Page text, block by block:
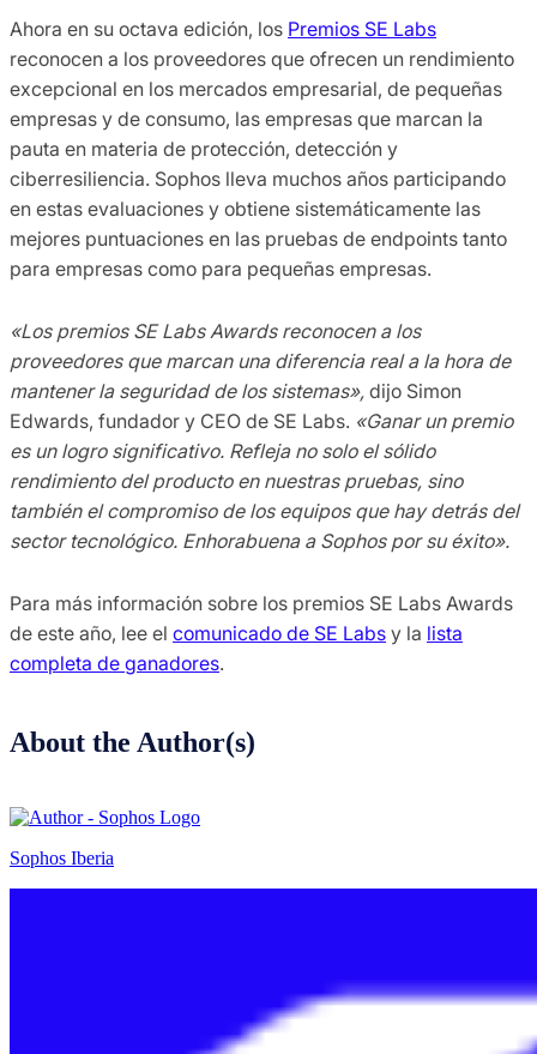
Ahora en su octava edición, los Premios SE Labs
reconocen a los proveedores que ofrecen un rendimiento
excepcional en los mercados empresarial, de pequeñas
empresas y de consumo, las empresas que marcan la
pauta en materia de protección, detección y
ciberresiliencia. Sophos lleva muchos años participando
en estas evaluaciones y obtiene sistemáticamente las
mejores puntuaciones en las pruebas de endpoints tanto
para empresas como para pequeñas empresas.
«Los premios SE Labs Awards reconocen a los
proveedores que marcan una diferencia real a la hora de
mantener la seguridad de los sistemas», dijo Simon
Edwards, fundador y CEO de SE Labs. «Ganar un premio
es un logro significativo. Refleja no solo el sólido
rendimiento del producto en nuestras pruebas, sino
también el compromiso de los equipos que hay detrás del
sector tecnológico. Enhorabuena a Sophos por su éxito».
Para más información sobre los premios SE Labs Awards
de este año, lee el comunicado de SE Labs y la lista
completa de ganadores.
About the Author(s)
Sophos Iberia